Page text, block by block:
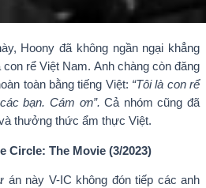
Hoony đã không ngần ngại khẳng
rể Việt Nam. Anh chàng còn đăng
toàn bằng tiếng Việt: “Tôi là con rể
bạn. Cám ơn”.Cả nhóm cũng đã
thưởng thức ẩm thực Việt.
Circle: The Movie (3/2023)
này V-IC không đón tiếp các anh